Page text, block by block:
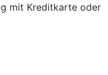
mit Kreditkarte oder